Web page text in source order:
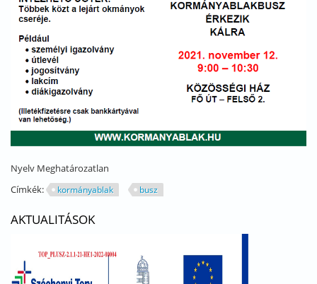
Nyelv Meghatározatlan
Címkék:
kormányablak busz
AKTUALITÁSOK